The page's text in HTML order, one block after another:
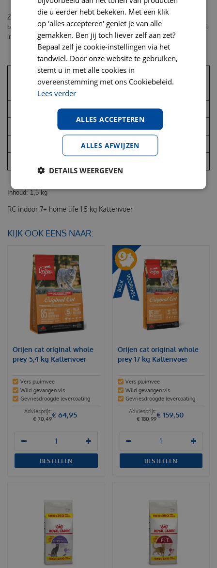
Zie tabel, geef meer of minder om het ideale gewicht van uw kat te
behouden. Raadpleeg bij twijfel de deskundige verkopers in onze winkel
in Amstelveen. Vers water moet dagelijks ter beschikking staan.
Gewicht van de kat (kg)
Normaal actief
55
73
Inhoud: 1,5 kg
RC indoor 7+ home life 1,5 kg Kattenvoer
KIJK OOK EENS NAAR:
Orijen cat original whole
prey 5,4 kg Kattenvoer
Vers pluimvee
Wild gevangen vis
Gevriesdroogde levercoating
€ 70,49€ 64,95
BESTELLEN
Orijen cat original whole
prey 17 kg Kattenvoer
Vers pluimvee
Wild gevangen vis
Gevriesdroogde levercoating
€ 180,99€ 159,50
BESTELLEN
die u eerder hebt bekeken. Met een klik
op 'alles accepteren' geniet je van alle
gemakken. Ben jij toch liever zelf aan zet?
Bepaal zelf je cookie-instellingen via het
tandwiel. Door onze website te gebruiken,
stemt u in met alle cookies in
overeenstemming met ons Cookiebeleid.
Lees verder
ALLES ACCEPTEREN
ALLES AFWIJZEN
DETAILS WEERGEVEN